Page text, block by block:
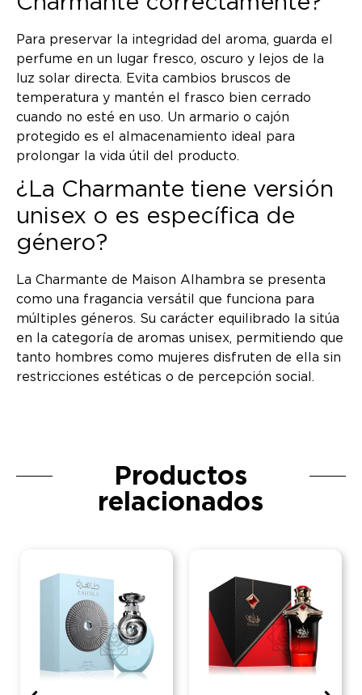
Para preservar la integridad del aroma, guarda el
perfume en un lugar fresco, oscuro y lejos de la
luz solar directa. Evita cambios bruscos de
temperatura y mantén el frasco bien cerrado
cuando no esté en uso. Un armario o cajón
protegido es el almacenamiento ideal para
prolongar la vida útil del producto.
¿La Charmante tiene versión
unisex o es específica de
género?
La Charmante de Maison Alhambra se presenta
como una fragancia versátil que funciona para
múltiples géneros. Su carácter equilibrado la sitúa
en la categoría de aromas unisex, permitiendo que
tanto hombres como mujeres disfruten de ella sin
restricciones estéticas o de percepción social.
Productos
relacionados